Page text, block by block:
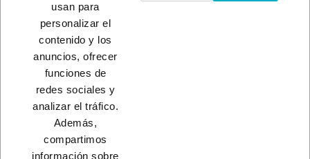
LAMPARA LED SILICONA
GATITO
A consultar
usan para
personalizar el
contenido y los
anuncios, ofrecer
funciones de
redes sociales y
analizar el tráfico.
Además,
compartimos
información sobre